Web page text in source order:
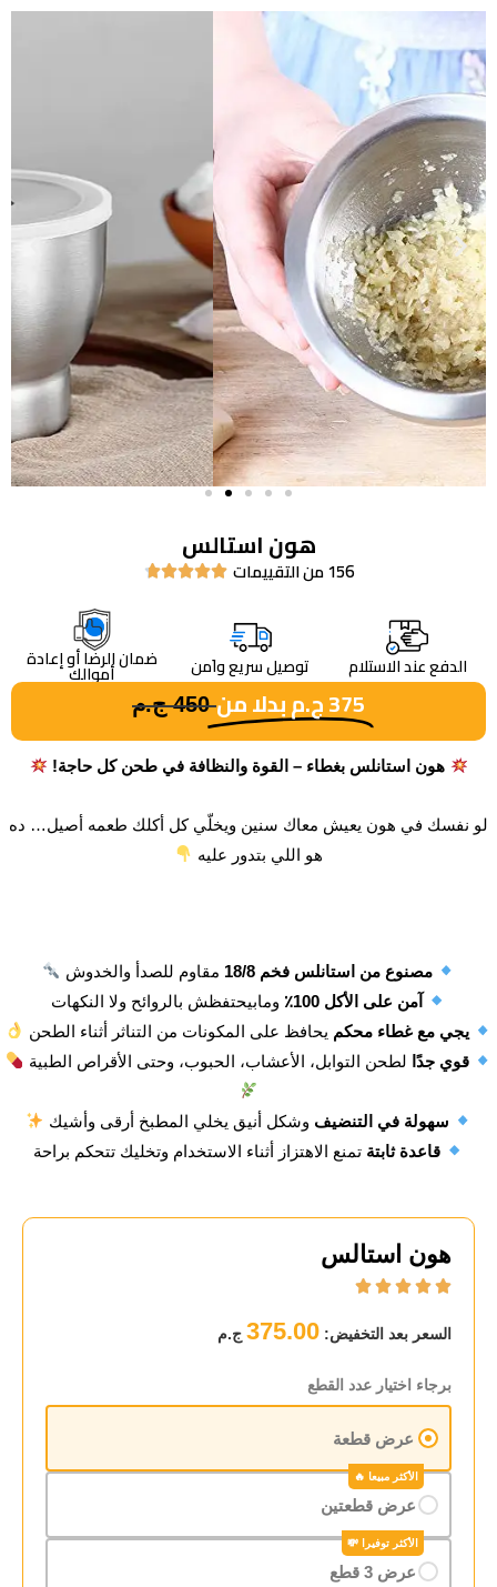
هون استالس
156 من التقييمات 




الدفع عند الاستلام توصيل سريع واَمن ضمان الرضا أو إعادة
أموالك
375ج.مبدلا من 450 ج.م
هون استانلس بغطاء – القوة والنظافة في طحن كل حاجة!
لو نفسك في هون يعيش معاك سنين ويخلّي كل أكلك طعمه أصيل… ده
هو اللي بتدور عليه
مصنوع من استانلس فخم 18/8
مقاوم للصدأ والخدوش
آمن على الأكل 100٪
ومابيحتفظش بالروائح ولا النكهات
يجي مع غطاء محكم يحافظ على المكونات من التناثر أثناء الطحن
قوي جدًا لطحن التوابل، الأعشاب، الحبوب، وحتى الأقراص الطبية
سهولة في التنضيف وشكل أنيق يخلي المطبخ أرقى وأشيك
قاعدة ثابتة تمنع الاهتزاز أثناء الاستخدام وتخليك تتحكم براحة
هون استالس





السعر بعد التخفيض: 375.00 ج.م
برجاء اختيار عدد القطع
عرض قطعة
عرض قطعتين
عرض 3 قطع